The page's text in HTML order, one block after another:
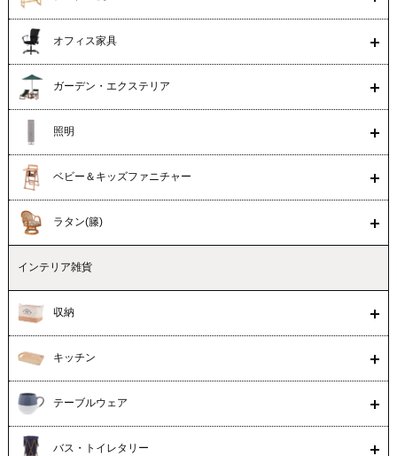
オフィス家具
ガーデン・エクステリア
照明
ベビー＆キッズファニチャー
ラタン(籐)
インテリア雑貨
収納
キッチン
テーブルウェア
バス・トイレタリー